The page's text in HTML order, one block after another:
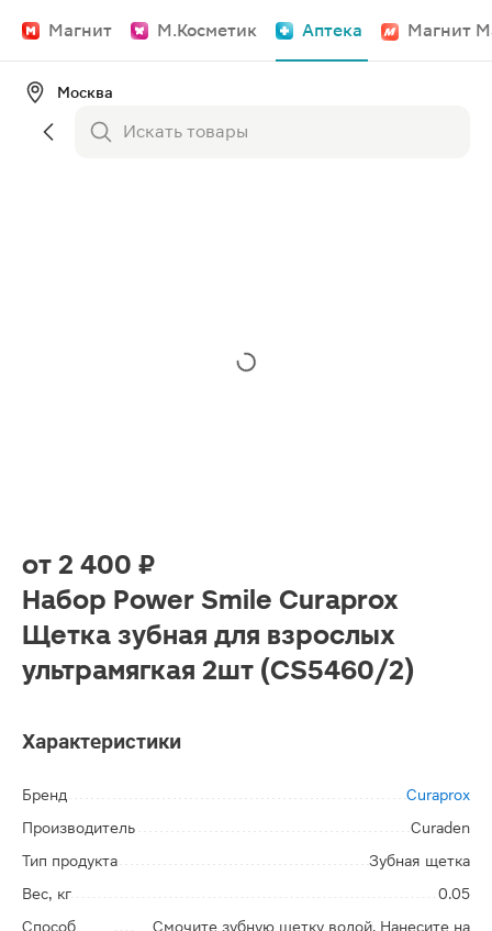
Магнит М.Косметик Аптека Магнит
Москва
от 2 400 ₽
Набор Power Smile Curaprox
Щетка зубная для взрослых
ультрамягкая 2шт (CS5460/2)
Характеристики
Бренд
Curaprox
Производитель
Curaden
Тип продукта
Зубная щетка
Вес, кг
0.05
Способ
Смочите зубную щетку водой. Нанесите на